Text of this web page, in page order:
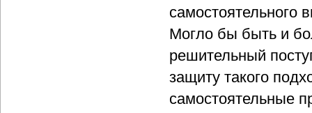
самостоятельного
Могло бы быть и
решительный
защиту такого
самостоятельные